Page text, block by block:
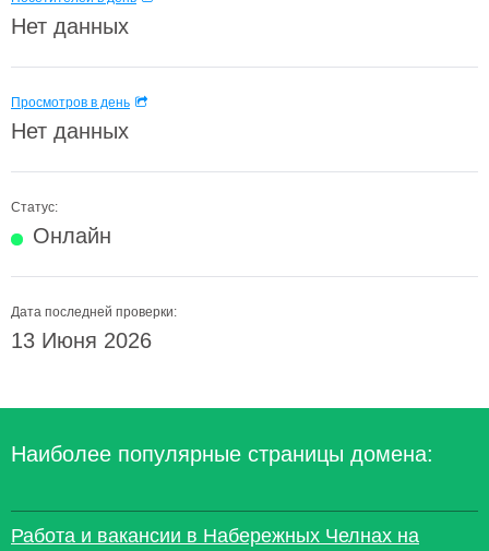
Нет данных
Просмотров в день
Нет данных
Статус:
Онлайн
Дата последней проверки:
13 Июня 2026
Наиболее популярные страницы домена:
Работа и вакансии в Набережных Челнах на